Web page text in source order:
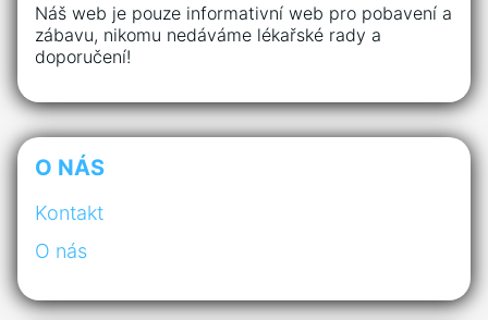
Náš web je pouze informativní web pro pobavení a
zábavu, nikomu nedáváme lékařské rady a
doporučení!
O NÁS
Kontakt
O nás